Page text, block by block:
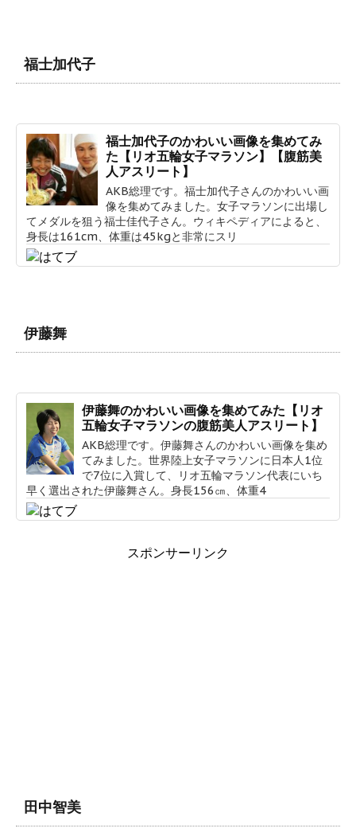
福士加代子
福士加代子のかわいい画像を集めてみ
た【リオ五輪女子マラソン】【腹筋美
人アスリート】
AKB総理です。福士加代子さんのかわいい画
像を集めてみました。女子マラソンに出場し
てメダルを狙う福士佳代子さん。ウィキペディアによると、
身長は161cm、体重は45kgと非常にスリ
伊藤舞
伊藤舞のかわいい画像を集めてみた【リオ
五輪女子マラソンの腹筋美人アスリート】
AKB総理です。伊藤舞さんのかわいい画像を集め
てみました。世界陸上女子マラソンに日本人1位
で7位に入賞して、リオ五輪マラソン代表にいち
早く選出された伊藤舞さん。身長156㎝、体重4
スポンサーリンク
田中智美